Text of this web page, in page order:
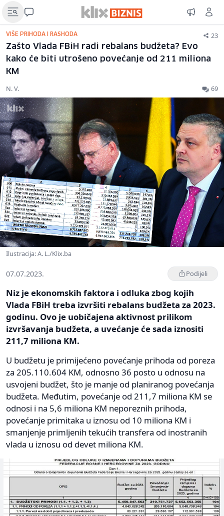
VIŠE PRIHODA I RASHODA 23
Zašto Vlada FBiH radi rebalans budžeta? Evo
kako će biti utrošeno povećanje od 211 miliona
KM
N. V. 69
Ilustracija: A. L./Klix.ba
07.07.2023. Podijeli
Niz je ekonomskih faktora i odluka zbog kojih
Vlada FBiH treba izvršiti rebalans budžeta za 2023.
godinu. Ovo je uobičajena aktivnost prilikom
izvršavanja budžeta, a uvećanje će sada iznositi
211,7 miliona KM.
U budžetu je primijećeno povećanje prihoda od poreza
za 205.110.604 KM, odnosno 36 posto u odnosu na
usvojeni budžet, što je manje od planiranog povećanja
budžeta. Međutim, povećanje od 211,7 miliona KM se
odnosi i na 5,6 miliona KM neporeznih prihoda,
povećanje primitaka u iznosu od 10 miliona KM i
smanjenje primljenih tekućih transfera od inostranih
vlada u iznosu od devet miliona KM.